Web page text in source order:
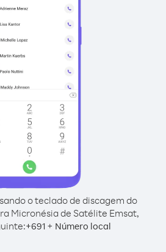
o teclado de discagem do
Micronésia de Satélite Emsat,
+691 + Número local